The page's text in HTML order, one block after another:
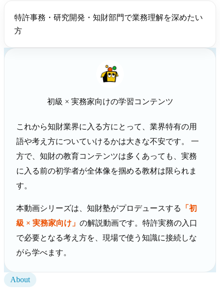
特許事務・研究開発・知財部門で業務理解を深めたい
方
初級 × 実務家向けの学習コンテンツ
これから知財業界に入る方にとって、業界特有の用
語や考え方についていけるかは大きな不安です。 一
方で、知財の教育コンテンツは多くあっても、実務
に入る前の初学者が全体像を掴める教材は限られま
す。
本動画シリーズは、知財塾がプロデュースする
「初
級 × 実務家向け」 の解説動画です。特許実務の入口
で必要となる考え方を、現場で使う知識に接続しな
がら学べます。
About